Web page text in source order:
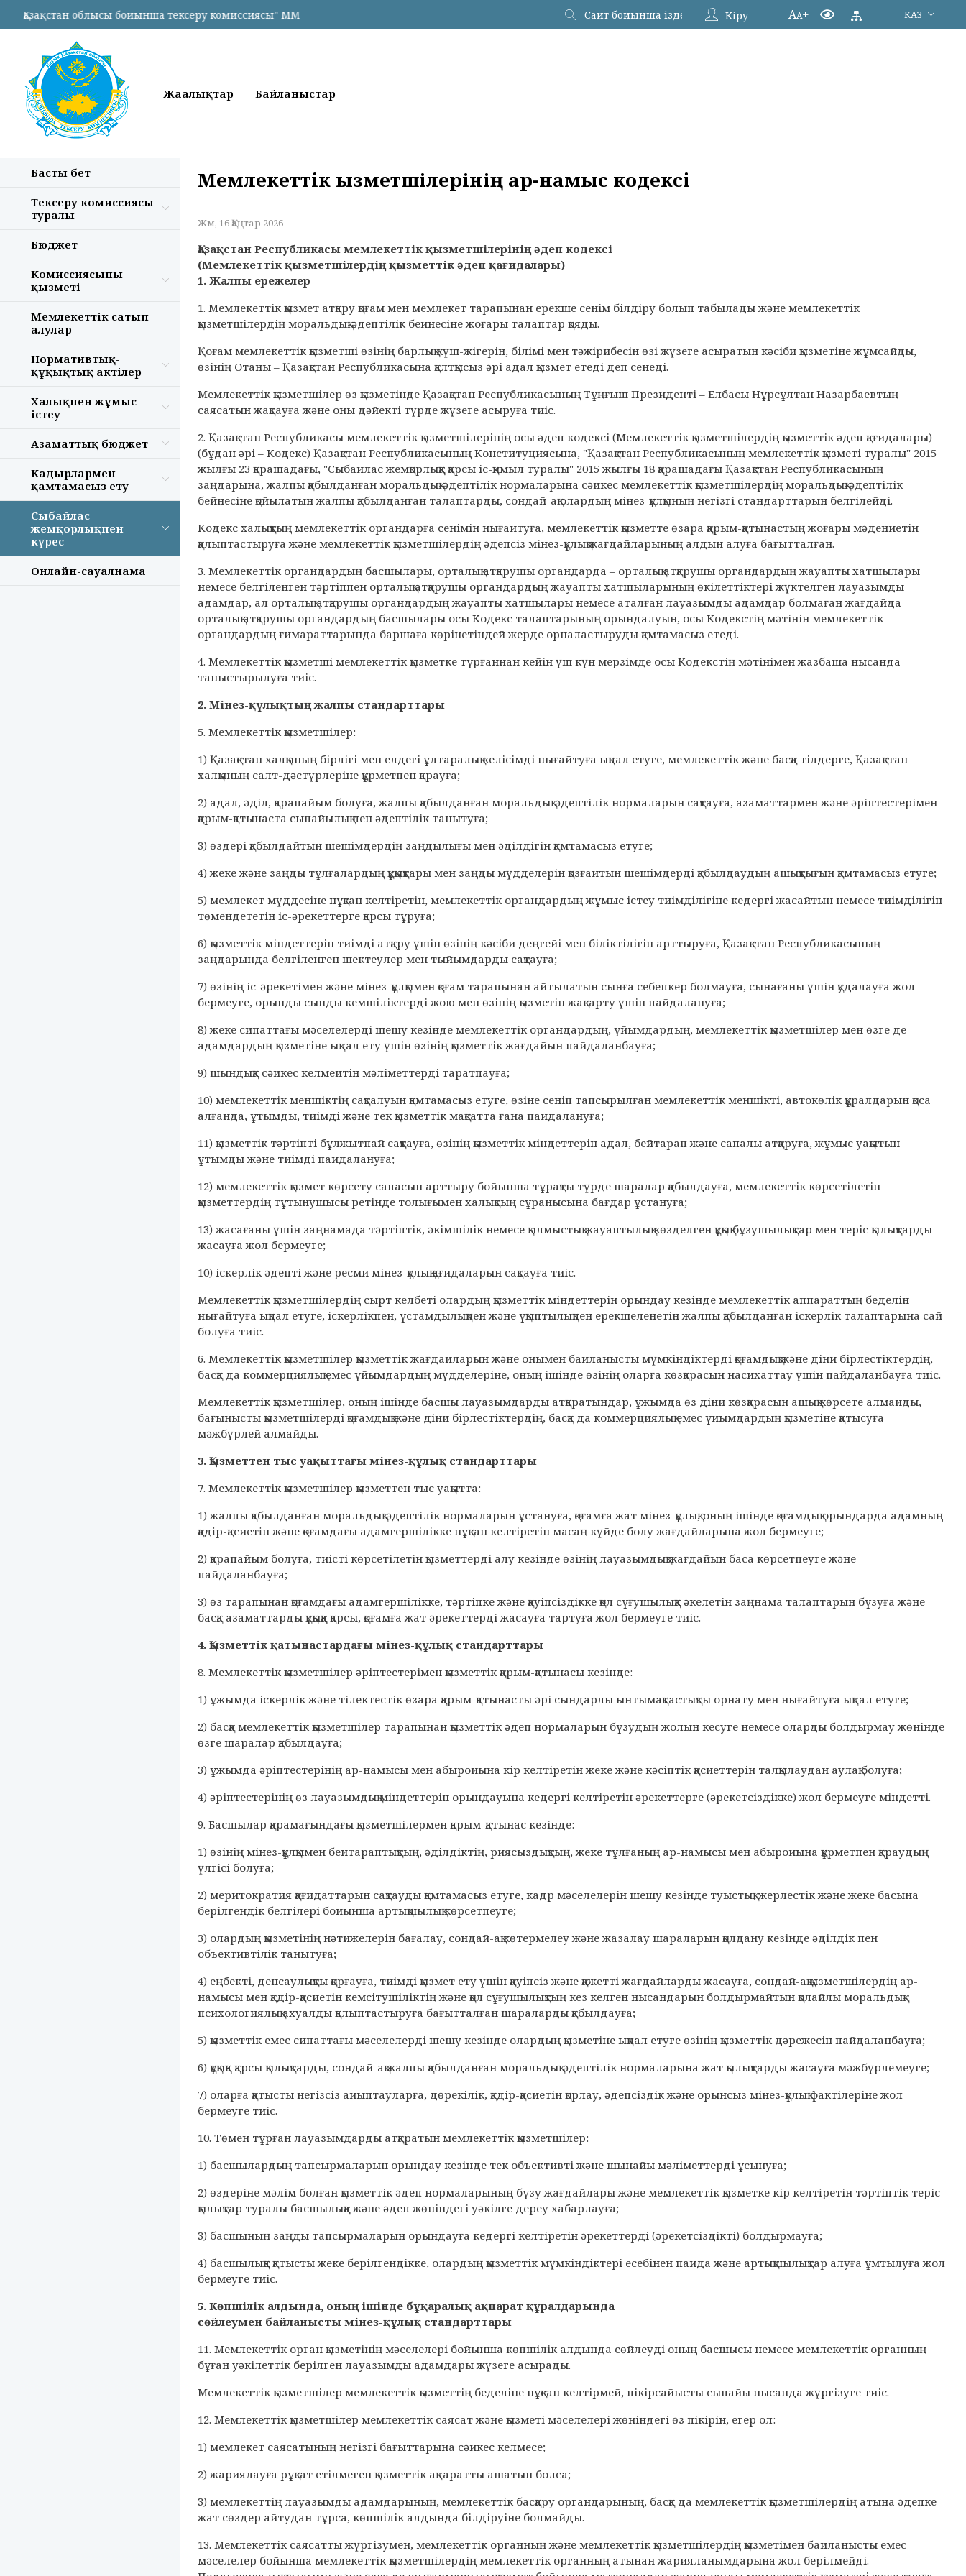
бойынша тексеру комиссиясы" ММ Кіру AA+ КАЗ
Жаңалықтар Байланыстар
Басты бет
Тексеру комиссиясы
туралы
Бюджет
Комиссиясының
қызметі
Мемлекеттік сатып
алулар
Нормативтық-
құқықтық актілер
Халықпен жұмыс
істеу
Азаматтық бюджет
Кадырлармен
қамтамасыз ету
Сыбайлас
жемқорлықпен
күрес
Онлайн-сауалнама
Мемлекеттік қызметшiлерiнiң ар-намыс кодексі
Жм, 16 Қаңтар 2026
Қазақстан Республикасы мемлекеттік қызметшілерінің әдеп кодексі
(Мемлекеттік қызметшілердің қызметтік әдеп қағидалары)
1. Жалпы ережелер
1. Мемлекеттік қызмет атқару қоғам мен мемлекет тарапынан ерекше сенім білдіру болып табылады және мемлекеттік
қызметшілердің моральдық-әдептілік бейнесіне жоғары талаптар қояды.
Қоғам мемлекеттік қызметші өзінің барлық күш-жігерін, білімі мен тәжірибесін өзі жүзеге асыратын кәсіби қызметіне жұмсайды,
өзінің Отаны – Қазақстан Республикасына қалтқысыз әрі адал қызмет етеді деп сенеді.
Мемлекеттік қызметшілер өз қызметінде Қазақстан Республикасының Тұңғыш Президенті – Елбасы Нұрсұлтан Назарбаевтың
саясатын жақтауға және оны дәйекті түрде жүзеге асыруға тиіс.
2. Қазақстан Республикасы мемлекеттік қызметшілерінің осы әдеп кодексі (Мемлекеттік қызметшілердің қызметтік әдеп қағидалары)
(бұдан әрі – Кодекс) Қазақстан Республикасының Конституциясына, "Қазақстан Республикасының мемлекеттік қызметі туралы" 2015
жылғы 23 қарашадағы, "Сыбайлас жемқорлыққа қарсы іс-қимыл туралы" 2015 жылғы 18 қарашадағы Қазақстан Республикасының
заңдарына, жалпы қабылданған моральдық-әдептілік нормаларына сәйкес мемлекеттік қызметшілердің моральдық-әдептілік
бейнесіне қойылатын жалпы қабылданған талаптарды, сондай-ақ олардың мінез-құлқының негізгі стандарттарын белгілейді.
Кодекс халықтың мемлекеттік органдарға сенімін нығайтуға, мемлекеттік қызметте өзара қарым-қатынастың жоғары мәдениетін
қалыптастыруға және мемлекеттік қызметшілердің әдепсіз мінез-құлық жағдайларының алдын алуға бағытталған.
3. Мемлекеттік органдардың басшылары, орталық атқарушы органдарда – орталық атқарушы органдардың жауапты хатшылары
немесе белгіленген тәртіппен орталық атқарушы органдардың жауапты хатшыларының өкілеттіктері жүктелген лауазымды
адамдар, ал орталық атқарушы органдардың жауапты хатшылары немесе аталған лауазымды адамдар болмаған жағдайда –
орталық атқарушы органдардың басшылары осы Кодекс талаптарының орындалуын, осы Кодекстің мәтінін мемлекеттік
органдардың ғимараттарында баршаға көрінетіндей жерде орналастыруды қамтамасыз етеді.
4. Мемлекеттік қызметші мемлекеттік қызметке тұрғаннан кейін үш күн мерзімде осы Кодекстің мәтінімен жазбаша нысанда
таныстырылуға тиіс.
2. Мінез-құлықтың жалпы стандарттары
5. Мемлекеттік қызметшілер:
1) Қазақстан халқының бірлігі мен елдегі ұлтаралық келісімді нығайтуға ықпал етуге, мемлекеттік және басқа тілдерге, Қазақстан
халқының салт-дәстүрлеріне құрметпен қарауға;
2) адал, әділ, қарапайым болуға, жалпы қабылданған моральдық-әдептілік нормаларын сақтауға, азаматтармен және әріптестерімен
қарым-қатынаста сыпайылық пен әдептілік танытуға;
3) өздері қабылдайтын шешімдердің заңдылығы мен әділдігін қамтамасыз етуге;
4) жеке және заңды тұлғалардың құқықтары мен заңды мүдделерін қозғайтын шешімдерді қабылдаудың ашықтығын қамтамасыз етуге;
5) мемлекет мүддесіне нұқсан келтіретін, мемлекеттік органдардың жұмыс істеу тиімділігіне кедергі жасайтын немесе тиімділігін
төмендететін іс-әрекеттерге қарсы тұруға;
6) қызметтік міндеттерін тиімді атқару үшін өзінің кәсіби деңгейі мен біліктілігін арттыруға, Қазақстан Республикасының
заңдарында белгіленген шектеулер мен тыйымдарды сақтауға;
7) өзінің іс-әрекетімен және мінез-құлқымен қоғам тарапынан айтылатын сынға себепкер болмауға, сынағаны үшін қудалауға жол
бермеуге, орынды сынды кемшіліктерді жою мен өзінің қызметін жақсарту үшін пайдалануға;
8) жеке сипаттағы мәселелерді шешу кезінде мемлекеттік органдардың, ұйымдардың, мемлекеттік қызметшілер мен өзге де
адамдардың қызметіне ықпал ету үшін өзінің қызметтік жағдайын пайдаланбауға;
9) шындыққа сәйкес келмейтін мәліметтерді таратпауға;
10) мемлекеттік меншіктің сақталуын қамтамасыз етуге, өзіне сеніп тапсырылған мемлекеттік меншікті, автокөлік құралдарын қоса
алғанда, ұтымды, тиімді және тек қызметтік мақсатта ғана пайдалануға;
11) қызметтік тәртіпті бұлжытпай сақтауға, өзінің қызметтік міндеттерін адал, бейтарап және сапалы атқаруға, жұмыс уақытын
ұтымды және тиімді пайдалануға;
12) мемлекеттік қызмет көрсету сапасын арттыру бойынша тұрақты түрде шаралар қабылдауға, мемлекеттік көрсетілетін
қызметтердің тұтынушысы ретінде толығымен халықтың сұранысына бағдар ұстануға;
13) жасағаны үшін заңнамада тәртіптік, әкімшілік немесе қылмыстық жауаптылық көзделген құқық бұзушылықтар мен теріс қылықтарды
жасауға жол бермеуге;
10) іскерлік әдепті және ресми мінез-құлық қағидаларын сақтауға тиіс.
Мемлекеттік қызметшілердің сырт келбеті олардың қызметтік міндеттерін орындау кезінде мемлекеттік аппараттың беделін
нығайтуға ықпал етуге, іскерлікпен, ұстамдылықпен және ұқыптылықпен ерекшеленетін жалпы қабылданған іскерлік талаптарына сай
болуға тиіс.
6. Мемлекеттік қызметшілер қызметтік жағдайларын және онымен байланысты мүмкіндіктерді қоғамдық және діни бірлестіктердің,
басқа да коммерциялық емес ұйымдардың мүдделеріне, оның ішінде өзінің оларға көзқарасын насихаттау үшін пайдаланбауға тиіс.
Мемлекеттік қызметшілер, оның ішінде басшы лауазымдарды атқаратындар, ұжымда өз діни көзқарасын ашық көрсете алмайды,
бағынысты қызметшілерді қоғамдық және діни бірлестіктердің, басқа да коммерциялық емес ұйымдардың қызметіне қатысуға
мәжбүрлей алмайды.
3. Қызметтен тыс уақыттағы мінез-құлық стандарттары
7. Мемлекеттік қызметшілер қызметтен тыс уақытта:
1) жалпы қабылданған моральдық-әдептілік нормаларын ұстануға, қоғамға жат мінез-құлық, оның ішінде қоғамдық орындарда адамның
қадiр-қасиетiн және қоғамдағы адамгершілікке нұқсан келтіретін масаң күйде болу жағдайларына жол бермеуге;
2) қарапайым болуға, тиісті көрсетілетін қызметтерді алу кезінде өзінің лауазымдық жағдайын баса көрсетпеуге және
пайдаланбауға;
3) өз тарапынан қоғамдағы адамгершілікке, тәртіпке және қауіпсіздікке қол сұғушылыққа әкелетін заңнама талаптарын бұзуға және
басқа азаматтарды құқыққа қарсы, қоғамға жат әрекеттерді жасауға тартуға жол бермеуге тиіс.
4. Қызметтік қатынастардағы мінез-құлық стандарттары
8. Мемлекеттік қызметшілер әріптестерімен қызметтік қарым-қатынасы кезінде:
1) ұжымда іскерлік және тілектестік өзара қарым-қатынасты әрі сындарлы ынтымақтастықты орнату мен нығайтуға ықпал етуге;
2) басқа мемлекеттік қызметшілер тарапынан қызметтік әдеп нормаларын бұзудың жолын кесуге немесе оларды болдырмау жөнінде
өзге шаралар қабылдауға;
3) ұжымда әріптестерінің ар-намысы мен абыройына кір келтіретін жеке және кәсіптік қасиеттерін талқылаудан аулақ болуға;
4) әріптестерінің өз лауазымдық міндеттерін орындауына кедергі келтіретін әрекеттерге (әрекетсіздікке) жол бермеуге міндетті.
9. Басшылар қарамағындағы қызметшілермен қарым-қатынас кезінде:
1) өзінің мінез-құлқымен бейтараптықтың, әділдіктің, риясыздықтың, жеке тұлғаның ар-намысы мен абыройына құрметпен қараудың
үлгісі болуға;
2) меритократия қағидаттарын сақтауды қамтамасыз етуге, кадр мәселелерін шешу кезінде туыстық, жерлестік және жеке басына
берілгендік белгілері бойынша артықшылық көрсетпеуге;
3) олардың қызметінің нәтижелерін бағалау, сондай-ақ көтермелеу және жазалау шараларын қолдану кезінде әділдік пен
объективтілік танытуға;
4) еңбекті, денсаулықты қорғауға, тиімді қызмет ету үшін қауіпсіз және қажетті жағдайларды жасауға, сондай-ақ қызметшілердің ар-
намысы мен қадір-қасиетін кемсітушіліктің және қол сұғушылықтың кез келген нысандарын болдырмайтын қолайлы моральдық-
психологиялық ахуалды қалыптастыруға бағытталған шараларды қабылдауға;
5) қызметтік емес сипаттағы мәселелерді шешу кезінде олардың қызметіне ықпал етуге өзінің қызметтік дәрежесін пайдаланбауға;
6) құқыққа қарсы қылықтарды, сондай-ақ жалпы қабылданған моральдық-әдептілік нормаларына жат қылықтарды жасауға мәжбүрлемеуге;
7) оларға қатысты негізсіз айыптауларға, дөрекілік, қадір-қасиетін қорлау, әдепсіздік және орынсыз мінез-құлық фактілеріне жол
бермеуге тиіс.
10. Төмен тұрған лауазымдарды атқаратын мемлекеттік қызметшілер:
1) басшылардың тапсырмаларын орындау кезінде тек объективті және шынайы мәліметтерді ұсынуға;
2) өздеріне мәлім болған қызметтік әдеп нормаларының бұзу жағдайлары және мемлекеттік қызметке кір келтiретін тәртіптік теріс
қылықтар туралы басшылыққа және әдеп жөніндегі уәкілге дереу хабарлауға;
3) басшының заңды тапсырмаларын орындауға кедергі келтіретін әрекеттерді (әрекетсіздікті) болдырмауға;
4) басшылыққа қатысты жеке берілгендікке, олардың қызметтік мүмкіндіктері есебінен пайда және артықшылықтар алуға ұмтылуға жол
бермеуге тиіс.
5. Көпшілік алдында, оның ішінде бұқаралық ақпарат құралдарында
сөйлеумен байланысты мінез-құлық стандарттары
11. Мемлекеттік орган қызметінің мәселелері бойынша көпшілік алдында сөйлеуді оның басшысы немесе мемлекеттік органның
бұған уәкілеттік берілген лауазымды адамдары жүзеге асырады.
Мемлекеттік қызметшілер мемлекеттік қызметтің беделіне нұқсан келтірмей, пікірсайысты сыпайы нысанда жүргізуге тиіс.
12. Мемлекеттік қызметшілер мемлекеттік саясат және қызметі мәселелері жөніндегі өз пікірін, егер ол:
1) мемлекет саясатының негізгі бағыттарына сәйкес келмесе;
2) жариялауға рұқсат етілмеген қызметтік ақпаратты ашатын болса;
3) мемлекеттің лауазымды адамдарының, мемлекеттік басқару органдарының, басқа да мемлекеттік қызметшілердің атына әдепке
жат сөздер айтудан тұрса, көпшілік алдында білдіруіне болмайды.
13. Мемлекеттік саясатты жүргізумен, мемлекеттік органның және мемлекеттік қызметшілердің қызметімен байланысты емес
мәселелер бойынша мемлекеттік қызметшілердің мемлекеттік органның атынан жарияланымдарына жол берілмейді.